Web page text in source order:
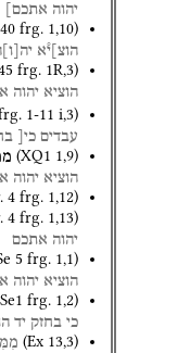
יהוה אתכם]
frg. 1,10)
הוצ]י֯א יה ו
frg. 1R,3)
הוציא יהוה
1-11 i,3)
עבדים כי[
(XQ1 1,9)
הוציא יהוה
4 frg. 1,12)
4 frg. 1,13)
יהוה אתכם
5 frg. 1,1)
הוציא יהוה
frg. 1,2)
כי בחזק יד
(Ex 13,3)